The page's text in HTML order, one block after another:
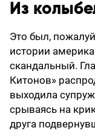
Из
Это был,
истории
скандальный.
Китонов»
выходила
срываясь на
друга